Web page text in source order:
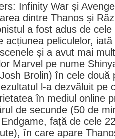
Infinity War și
dintre Thanos și
a fost adus de
acțiunea peliculelor,
și a avut mai
Marvel pe nume
Josh Brolin) în cele două
l-a dezvăluit pe
în mediul online
de secunde (50 de
față de cele
în care apare